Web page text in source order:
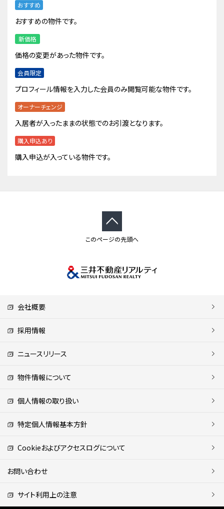
おすすめ
おすすめの物件です。
新価格
価格の変更があった物件です。
会員限定
プロフィール情報を入力した会員のみ閲覧可能な物件です。
オーナーチェンジ
入居者が入ったままの状態でのお引渡となります。
購入申込あり
購入申込が入っている物件です。
このページの先頭へ
会社概要
採用情報
ニュースリリース
物件情報について
個人情報の取り扱い
特定個人情報基本方針
Cookieおよびアクセスログについて
お問い合わせ
サイト利用上の注意